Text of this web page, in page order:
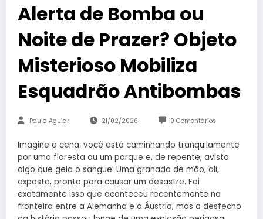
Alerta de Bomba ou
Noite de Prazer? Objeto
Misterioso Mobiliza
Esquadrão Antibombas
Paula Aguiar 21/02/2026 0 Comentários
Imagine a cena: você está caminhando tranquilamente
por uma floresta ou um parque e, de repente, avista
algo que gela o sangue. Uma granada de mão, ali,
exposta, pronta para causar um desastre. Foi
exatamente isso que aconteceu recentemente na
fronteira entre a Alemanha e a Áustria, mas o desfecho